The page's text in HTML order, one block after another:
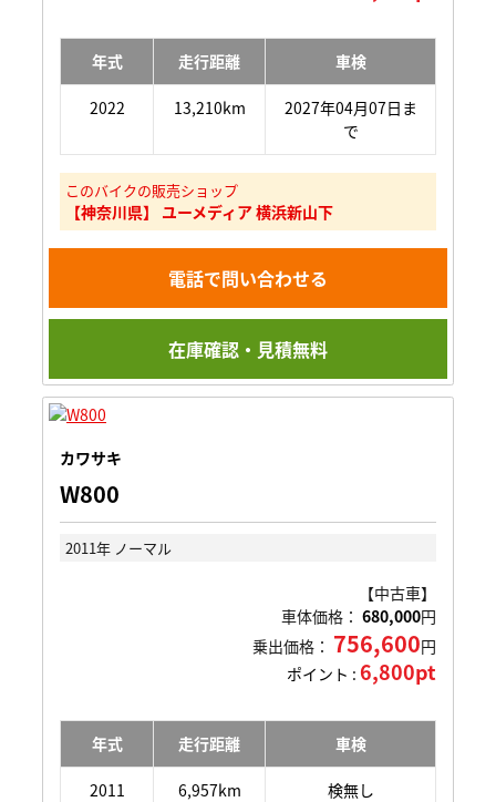
年式 走行距離 車検
2022 13,210km
2027年04月07日ま
で
このバイクの販売ショップ
【神奈川県】 ユーメディア 横浜新山下
電話で問い合わせる
在庫確認・見積無料
カワサキ
W800
2011年 ノーマル
【中古車】
車体価格： 680,000円
乗出価格： 756,600円
ポイント : 6,800pt
年式 走行距離 車検
2011 6,957km 検無し